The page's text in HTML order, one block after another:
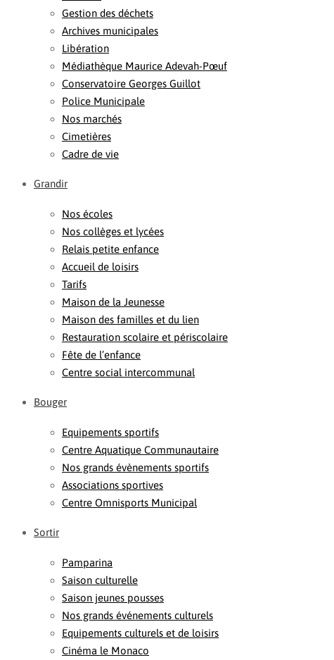
Gestion des déchets
Archives municipales
Libération
Médiathèque Maurice Adevah-Pœuf
Conservatoire Georges Guillot
Police Municipale
Nos marchés
Cimetières
Cadre de vie
Grandir
Nos écoles
Nos collèges et lycées
Relais petite enfance
Accueil de loisirs
Tarifs
Maison de la Jeunesse
Maison des familles et du lien
Restauration scolaire et périscolaire
Fête de l’enfance
Centre social intercommunal
Bouger
Equipements sportifs
Centre Aquatique Communautaire
Nos grands évènements sportifs
Associations sportives
Centre Omnisports Municipal
Sortir
Pamparina
Saison culturelle
Saison jeunes pousses
Nos grands événements culturels
Equipements culturels et de loisirs
Cinéma le Monaco